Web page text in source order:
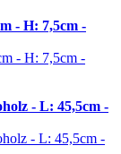
- H: 7,5cm -
- L: 45,5cm -